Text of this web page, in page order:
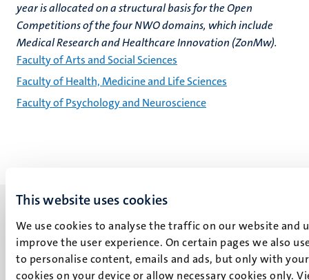
This website uses cookies
We use cookies to analyse the traffic on our website and
improve the user experience. On certain pages we also
to personalise content, emails and ads, but only with
cookies on your device or allow necessary cookies only.
year is allocated on a structural basis for the Open
Competitions of the four NWO domains, which include
Medical Research and Healthcare Innovation (ZonMw).
Faculty of Arts and Social Sciences
Faculty of Health, Medicine and Life Sciences
Faculty of Psychology and Neuroscience
UM visiting address